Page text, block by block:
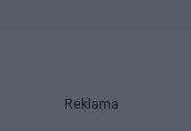
Reklama